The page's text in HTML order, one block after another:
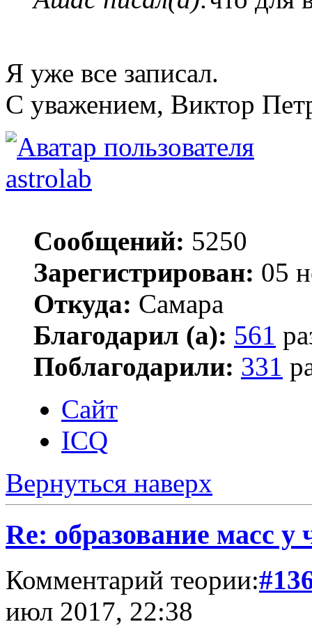
Я уже все записал.
С уважением, Виктор
astrolab
Сообщений: 5250
Зарегистрирован: 05
Откуда: Самара
Благодарил (а): 561
Поблагодарили: 331
Сайт
ICQ
Вернуться наверх
Re: образование масс у
Комментарий теории:
июл 2017, 22:38